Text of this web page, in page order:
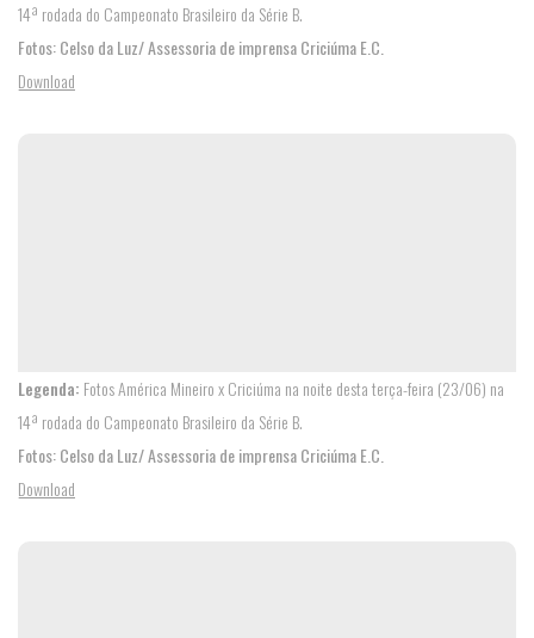
14ª rodada do Campeonato Brasileiro da Série B.
Fotos: Celso da Luz/ Assessoria de imprensa Criciúma E.C.
Download
Legenda: Fotos América Mineiro x Criciúma na noite desta terça-feira (23/06) na
14ª rodada do Campeonato Brasileiro da Série B.
Fotos: Celso da Luz/ Assessoria de imprensa Criciúma E.C.
Download